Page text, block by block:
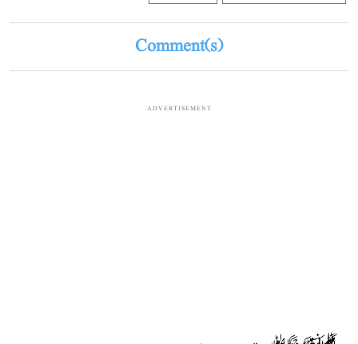
Comment(s)
ADVERTISEMENT